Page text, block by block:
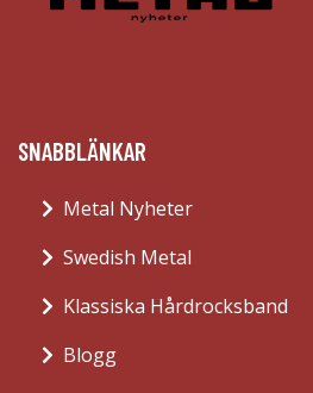
SNABBLÄNKAR
Metal Nyheter
Swedish Metal
Klassiska Hårdrocksband
Blogg